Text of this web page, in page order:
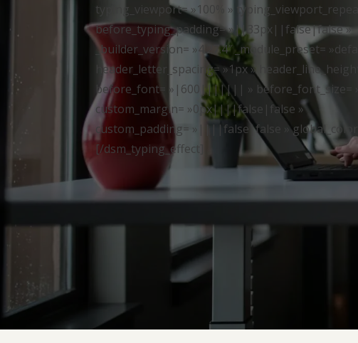
typing_viewport= »100% »
before_typing_padding= »||33px||false|false »
_builder_version= »4.27.4″ _module_preset=
header_letter_spacing= »1px »
before_font= »|600||||||| » before_font_size=
custom_margin= »0px||||false|false »
custom_padding= »||||false|false »
[/dsm_typing_effect]